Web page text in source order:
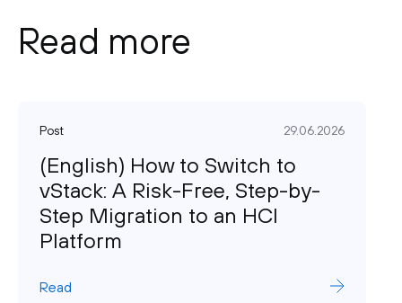
Read more
Post 29.06.2026
(English) How to Switch to
vStack: A Risk-Free, Step-by-
Step Migration to an HCI
Platform
Read